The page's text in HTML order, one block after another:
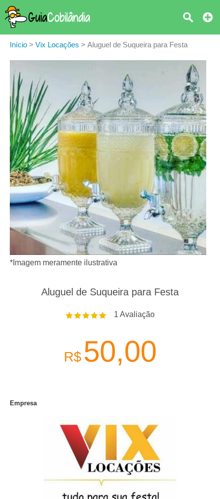
Início > Vix Locações > Aluguel de Suqueira para Festa
*Imagem meramente ilustrativa
Aluguel de Suqueira para Festa
1 Avaliação
R$ 50,00
Empresa